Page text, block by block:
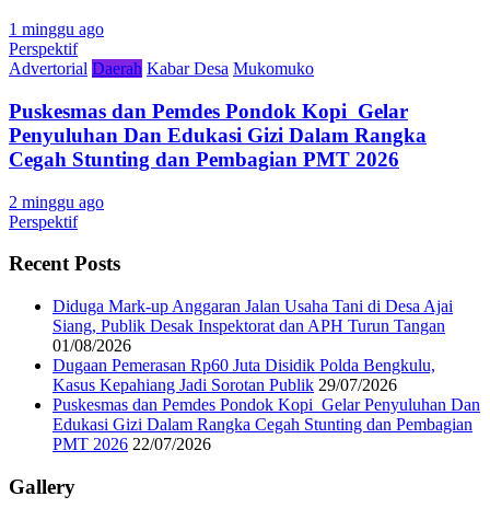
1 minggu ago
Perspektif
Advertorial Daerah Kabar Desa Mukomuko
Puskesmas dan Pemdes Pondok Kopi Gelar
Penyuluhan Dan Edukasi Gizi Dalam Rangka
Cegah Stunting dan Pembagian PMT 2026
2 minggu ago
Perspektif
Recent Posts
Diduga Mark-up Anggaran Jalan Usaha Tani di Desa Ajai
Siang, Publik Desak Inspektorat dan APH Turun Tangan
01/08/2026
Dugaan Pemerasan Rp60 Juta Disidik Polda Bengkulu,
Kasus Kepahiang Jadi Sorotan Publik 29/07/2026
Puskesmas dan Pemdes Pondok Kopi Gelar Penyuluhan Dan
Edukasi Gizi Dalam Rangka Cegah Stunting dan Pembagian
PMT 2026 22/07/2026
Gallery